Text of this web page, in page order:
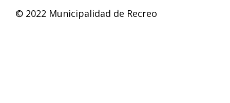
© 2022 Municipalidad de Recreo